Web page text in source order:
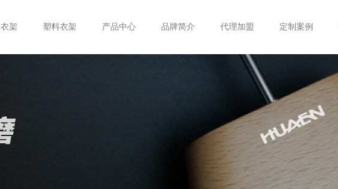
架 塑料衣架 产品中心 品牌简介 代理加盟 定制案例